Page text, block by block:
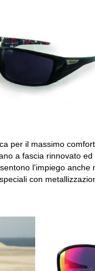
per il massimo
a fascia rinnovato
l'impiego anche
con